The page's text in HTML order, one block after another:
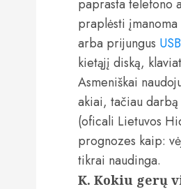
paprasta telefono
praplėsti
arba prijungus
kietąjį diską,
Asmeniškai
akiai, tačiau
(oficali Lietuvos
prognozes kaip:
tikrai naudinga.
K. Kokiu gerų